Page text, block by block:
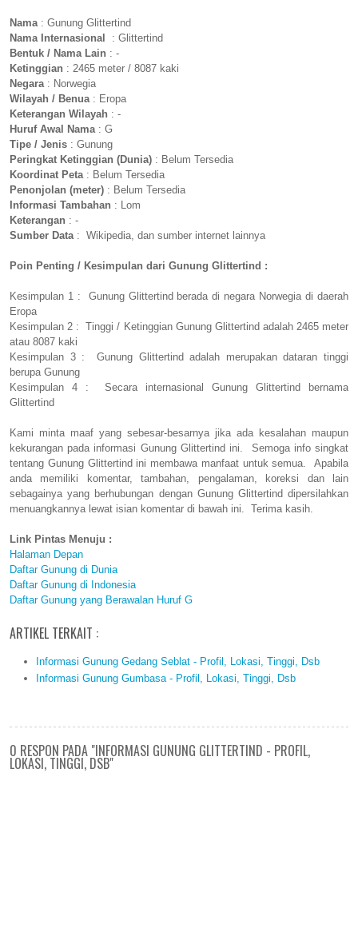
Nama: Gunung Glittertind
Nama Internasional
: Glittertind
Bentuk / Nama Lain : -
Ketinggian : 2465 meter / 8087 kaki
Negara: Norwegia
Wilayah / Benua: Eropa
Keterangan Wilayah : -
Huruf Awal Nama: G
Tipe / Jenis : Gunung
Peringkat Ketinggian (Dunia) : Belum Tersedia
Koordinat Peta: Belum Tersedia
Penonjolan (meter) : Belum Tersedia
Informasi Tambahan : Lom
Keterangan : -
Sumber Data: Wikipedia, dan sumber internet lainnya
Poin Penting / Kesimpulan dari Gunung Glittertind :
Kesimpulan 1 : Gunung Glittertind berada di negara Norwegia di daerah
Eropa
Kesimpulan 2 : Tinggi / Ketinggian Gunung Glittertind adalah 2465 meter
atau 8087 kaki
Kesimpulan 3 : Gunung Glittertind adalah merupakan dataran tinggi
berupa Gunung
Kesimpulan 4 : Secara internasional Gunung Glittertind bernama
Glittertind
Kami minta maaf yang sebesar-besarnya jika ada kesalahan maupun
kekurangan pada informasi Gunung Glittertind ini. Semoga info singkat
tentang Gunung Glittertind ini membawa manfaat untuk semua. Apabila
anda memiliki komentar, tambahan, pengalaman, koreksi dan lain
sebagainya yang berhubungan dengan Gunung Glittertind dipersilahkan
menuangkannya lewat isian komentar di bawah ini. Terima kasih.
Link Pintas Menuju :
Halaman Depan
Daftar Gunung di Dunia
Daftar Gunung di Indonesia
Daftar Gunung yang Berawalan Huruf G
ARTIKEL TERKAIT :
Informasi Gunung Gedang Seblat - Profil, Lokasi, Tinggi, Dsb
Informasi Gunung Gumbasa - Profil, Lokasi, Tinggi, Dsb
0 RESPON PADA "INFORMASI GUNUNG GLITTERTIND - PROFIL,
LOKASI, TINGGI, DSB"